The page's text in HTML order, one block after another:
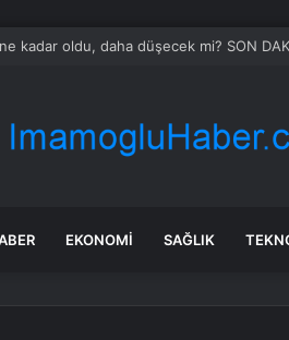
kadar oldu, daha düşecek mi? SON
EKONOMI SAĞLIK